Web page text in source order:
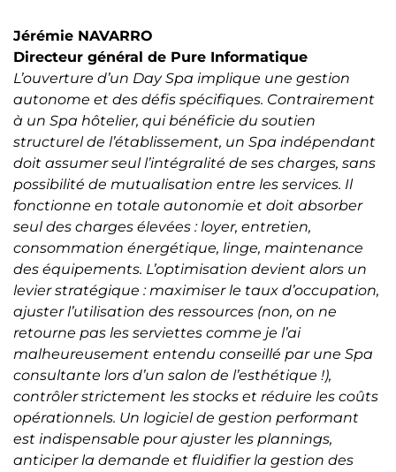
Jérémie NAVARRO
Directeur général de Pure Informatique
L’ouverture d’un Day Spa implique une gestion
autonome et des défis spécifiques. Contrairement
à un Spa hôtelier, qui bénéficie du soutien
structurel de l’établissement, un Spa indépendant
doit assumer seul l’intégralité de ses charges, sans
possibilité de mutualisation entre les services. Il
fonctionne en totale autonomie et doit absorber
seul des charges élevées : loyer, entretien,
consommation énergétique, linge, maintenance
des équipements. L’optimisation devient alors un
levier stratégique : maximiser le taux d’occupation,
ajuster l’utilisation des ressources (non, on ne
retourne pas les serviettes comme je l’ai
malheureusement entendu conseillé par une Spa
consultante lors d’un salon de l’esthétique !),
contrôler strictement les stocks et réduire les coûts
opérationnels. Un logiciel de gestion performant
est indispensable pour ajuster les plannings,
anticiper la demande et fluidifier la gestion des